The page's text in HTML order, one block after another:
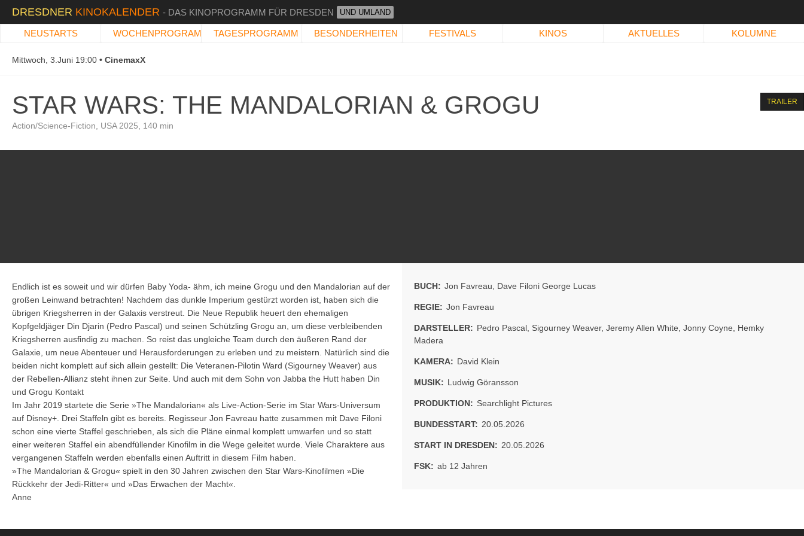
DRESDNER KINOKALENDER - DAS KINOPROGRAMM FÜR DRESDEN UND UMLAND
NEUSTARTS WOCHENPROGRAMM TAGESPROGRAMM BESONDERHEITEN FESTIVALS KINOS AKTUELLES KOLUMNE
Mittwoch, 3.Juni 19:00 CinemaxX
TRAILER
STAR WARS: THE MANDALORIAN & GROGU
Action/Science-Fiction, USA 2025, 140 min
Endlich ist es soweit und wir dürfen Baby Yoda- ähm, ich meine Grogu und den Mandalorian auf der
großen Leinwand betrachten! Nachdem das dunkle Imperium gestürzt worden ist, haben sich die
übrigen Kriegsherren in der Galaxis verstreut. Die Neue Republik heuert den ehemaligen
Kopfgeldjäger Din Djarin (Pedro Pascal) und seinen Schützling Grogu an, um diese verbleibenden
Kriegsherren ausfindig zu machen. So reist das ungleiche Team durch den äußeren Rand der
Galaxie, um neue Abenteuer und Herausforderungen zu erleben und zu meistern. Natürlich sind die
beiden nicht komplett auf sich allein gestellt: Die Veteranen-Pilotin Ward (Sigourney Weaver) aus
der Rebellen-Allianz steht ihnen zur Seite. Und auch mit dem Sohn von Jabba the Hutt haben Din
und Grogu Kontakt
Im Jahr 2019 startete die Serie »The Mandalorian« als Live-Action-Serie im Star Wars-Universum
auf Disney+. Drei Staffeln gibt es bereits. Regisseur Jon Favreau hatte zusammen mit Dave Filoni
schon eine vierte Staffel geschrieben, als sich die Pläne einmal komplett umwarfen und so statt
einer weiteren Staffel ein abendfüllender Kinofilm in die Wege geleitet wurde. Viele Charaktere aus
vergangenen Staffeln werden ebenfalls einen Auftritt in diesem Film haben.
»The Mandalorian & Grogu« spielt in den 30 Jahren zwischen den Star Wars-Kinofilmen »Die
Rückkehr der Jedi-Ritter« und »Das Erwachen der Macht«.
Anne
BUCH: Jon Favreau, Dave Filoni George Lucas
REGIE: Jon Favreau
DARSTELLER: Pedro Pascal, Sigourney Weaver, Jeremy Allen White, Jonny Coyne, Hemky
Madera
KAMERA: David Klein
MUSIK: Ludwig Göransson
PRODUKTION: Searchlight Pictures
BUNDESSTART: 20.05.2026
START IN DRESDEN: 20.05.2026
FSK: ab 12 Jahren